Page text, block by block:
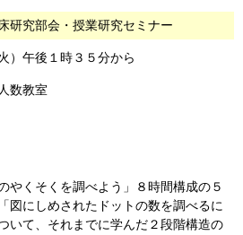
究部会・授業研究セミナー
）午後１時３５分から
数教室
やくそくを調べよう」８時間構成の５
図にしめされたドットの数を調べるに
いて、それまでに学んだ２段階構造の